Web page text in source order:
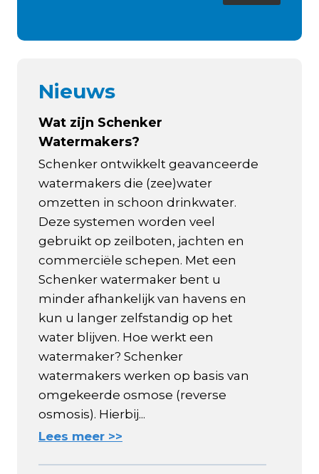
Nieuws
Wat zijn Schenker
Watermakers?
Schenker ontwikkelt geavanceerde
watermakers die (zee)water
omzetten in schoon drinkwater.
Deze systemen worden veel
gebruikt op zeilboten, jachten en
commerciële schepen. Met een
Schenker watermaker bent u
minder afhankelijk van havens en
kun u langer zelfstandig op het
water blijven. Hoe werkt een
watermaker? Schenker
watermakers werken op basis van
omgekeerde osmose (reverse
osmosis). Hierbij...
Lees meer >>